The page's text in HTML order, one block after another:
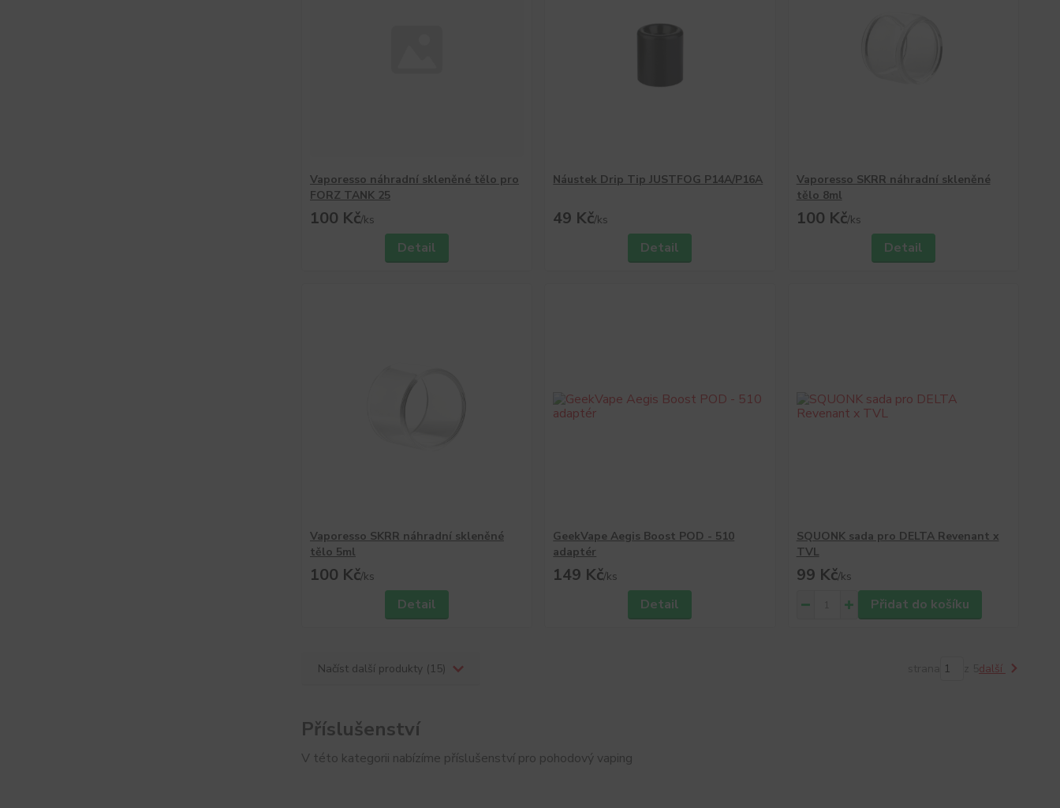
Vaporesso náhradní skleněné tělo pro
FORZ TANK 25
100 Kč/ks
Detail
Náustek Drip Tip JUSTFOG P14A/P16A
49 Kč/ks
Detail
Vaporesso SKRR náhradní skleněné
tělo 8ml
100 Kč/ks
Detail
Vaporesso SKRR náhradní skleněné
tělo 5ml
100 Kč/ks
Detail
GeekVape Aegis Boost POD - 510
adaptér
149 Kč/ks
Detail
SQUONK sada pro DELTA Revenant x
TVL
99 Kč/ks
Přidat do košíku
Načíst další produkty (15) další
Příslušenství
V této kategorii nabízíme příslušenství pro pohodový vaping